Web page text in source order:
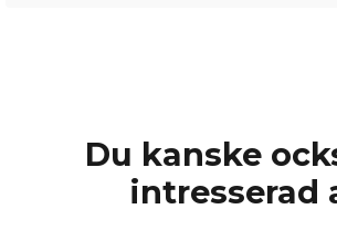
Du kanske
intresserad